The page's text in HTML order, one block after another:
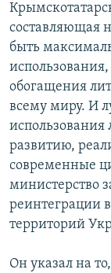
составляющая
быть
обогащения
всему миру. И
использования
развитию,
современные
министерство
реинтеграции
территорий
Он указал на